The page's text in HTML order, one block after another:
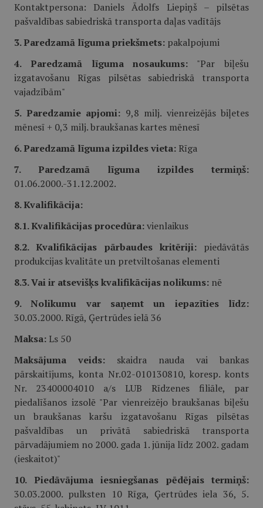
Kontaktpersona: Daniels Ādolfs Liepiņš – pilsētas
pašvaldības sabiedriskā transporta daļas vadītājs
3. Paredzamā līguma priekšmets: pakalpojumi
4. Paredzamā līguma nosaukums: "Par biļešu
izgatavošanu Rīgas pilsētas sabiedriskā transporta
vajadzībām"
5. Paredzamie apjomi: 9,8 milj. vienreizējās biļetes
mēnesī + 0,3 milj. braukšanas kartes mēnesī
6. Paredzamā līguma izpildes vieta: Rīga
7. Paredzamā līguma izpildes termiņš:
01.06.2000.-31.12.2002.
8. Kvalifikācija:
8.1. Kvalifikācijas procedūra:vienlaikus
8.2. Kvalifikācijas pārbaudes kritēriji:piedāvātās
produkcijas kvalitāte un pretviltošanas elementi
8.3. Vai ir atsevišķs kvalifikācijas nolikums: nē
9. Nolikumu var saņemt un iepazīties līdz:
30.03.2000. Rīgā, Ģertrūdes ielā 36
Maksa: Ls 50
Maksājuma veids: skaidra nauda vai bankas
pārskaitījums, konta Nr.02-010130810, koresp. konts
Nr. 23400004010 a/s LUB Rīdzenes filiāle, par
piedalīšanos izsolē "Par vienreizējo braukšanas biļešu
un braukšanas karšu izgatavošanu Rīgas pilsētas
pašvaldības un privātā sabiedriskā transporta
pārvadājumiem no 2000. gada 1. jūnija līdz 2002. gadam
(ieskaitot)"
10. Piedāvājuma iesniegšanas pēdējais termiņš:
30.03.2000. pulksten 10 Rīga, Ģertrūdes iela 36, 5.